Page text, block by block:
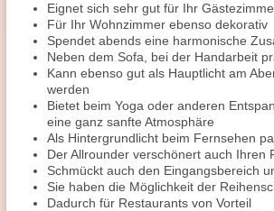
Eignet sich sehr gut für Ihr
Für Ihr Wohnzimmer ebenso dekorativ
Spendet abends eine harmonische
Neben dem Sofa, bei der Handarbeit
Kann ebenso gut als Hauptlicht am
werden
Bietet beim Yoga oder anderen
eine ganz sanfte Atmosphäre
Als Hintergrundlicht beim Fernsehen
Der Allrounder verschönert auch Ihren
Schmückt auch den Eingangsbereich
Sie haben die Möglichkeit der
Dadurch für Restaurants von Vorteil